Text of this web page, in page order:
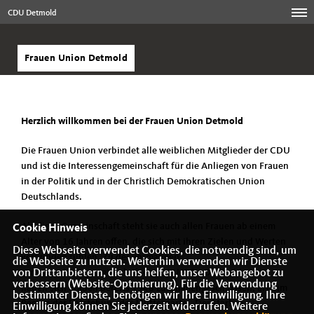
CDU Detmold
Frauen Union Detmold
Herzlich willkommen bei der Frauen Union Detmold
Die Frauen Union verbindet alle weiblichen Mitglieder der CDU
und ist die Interessengemeinschaft für die Anliegen von Frauen
in der Politik und in der Christlich Demokratischen Union
Deutschlands.
Als diese Gemeinschaft steht sie auch allen Frauen ab einem
verbunden fühlen. Zu der vormaligen
Frauenarbeitsgemeinschaft der CDU/CSU Deutschlands“
haben sich Frauen bereits 1948 zusammengeschlossen, also im
Beginn der Entstehung der Mutterpartei. Der starken
Cookie Hinweis
Diese Webseite verwendet Cookies, die notwendig sind, um
die Webseite zu nutzen. Weiterhin verwenden wir Dienste
von Drittanbietern, die uns helfen, unser Webangebot zu
verbessern (Website-Optmierung). Für die Verwendung
bestimmter Dienste, benötigen wir Ihre Einwilligung. Ihre
Einwilligung können Sie jederzeit widerrufen. Weitere